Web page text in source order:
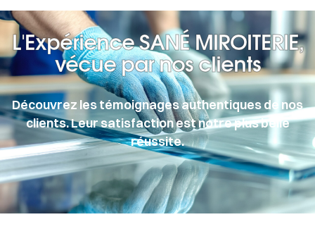
L'Expérience SANÉ MIROITERIE,
vécue par nos clients
Découvrez les témoignages authentiques de nos
clients. Leur satisfaction est notre plus belle
réussite.